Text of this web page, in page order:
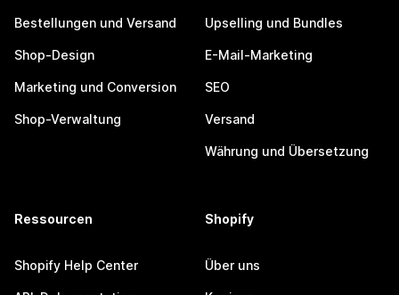
Bestellungen und Versand
Shop-Design
Marketing und Conversion
Shop-Verwaltung
Upselling und Bundles
E-Mail-Marketing
SEO
Versand
Währung und Übersetzung
Ressourcen
Shopify Help Center
Shopify
Über uns